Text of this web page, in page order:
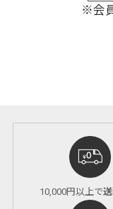
※会
10,000円以上で